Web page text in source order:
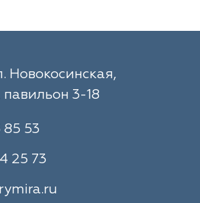
Новокосинская,
павильон 3-18
85 53
25 73